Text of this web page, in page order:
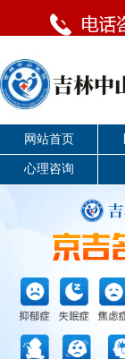
网站首页
心理咨询